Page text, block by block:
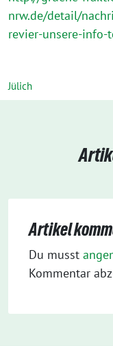
nrw.de/detail/
revier-unsere-
Jülich
Artikel
Du musst
Kommentar